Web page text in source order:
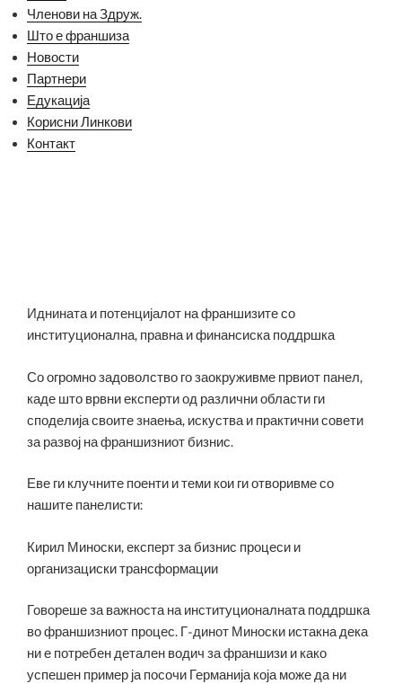
Членови на Здруж.
Што е франшиза
Новости
Партнери
Едукација
Корисни Линкови
Контакт
Иднината и потенцијалот на франшизите со
институционална, правна и финансиска поддршка
Со огромно задоволство го заокруживме првиот панел,
каде што врвни експерти од различни области ги
споделија своите знаења, искуства и практични совети
за развој на франшизниот бизнис.
Еве ги клучните поенти и теми кои ги отворивме со
нашите панелисти:
Кирил Миноски, експерт за бизнис процеси и
организациски трансформации
Говореше за важноста на институционалната поддршка
во франшизниот процес. Г-динот Миноски истакна дека
ни е потребен детален водич за франшизи и како
успешен пример ја посочи Германија која може да ни